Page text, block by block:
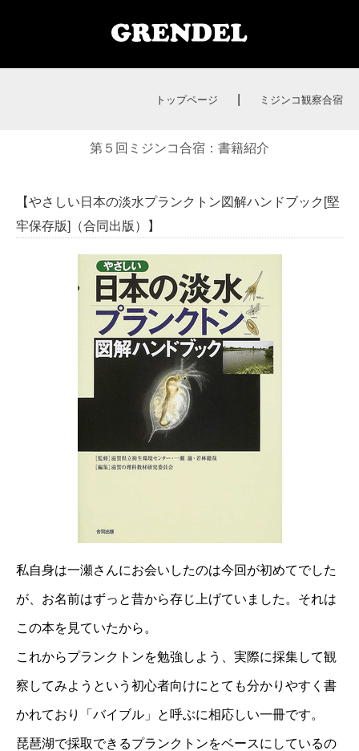
トップページ | ミジンコ観察合宿
第５回ミジンコ合宿：書籍紹介
【やさしい日本の淡水プランクトン図解ハンドブック[堅
牢保存版]（合同出版）】
私自身は一瀬さんにお会いしたのは今回が初めてでした
が、お名前はずっと昔から存じ上げていました。それは
この本を見ていたから。
これからプランクトンを勉強しよう、実際に採集して観
察してみようという初心者向けにとても分かりやすく書
かれており「バイブル」と呼ぶに相応しい一冊です。
琵琶湖で採取できるプランクトンをベースにしているの